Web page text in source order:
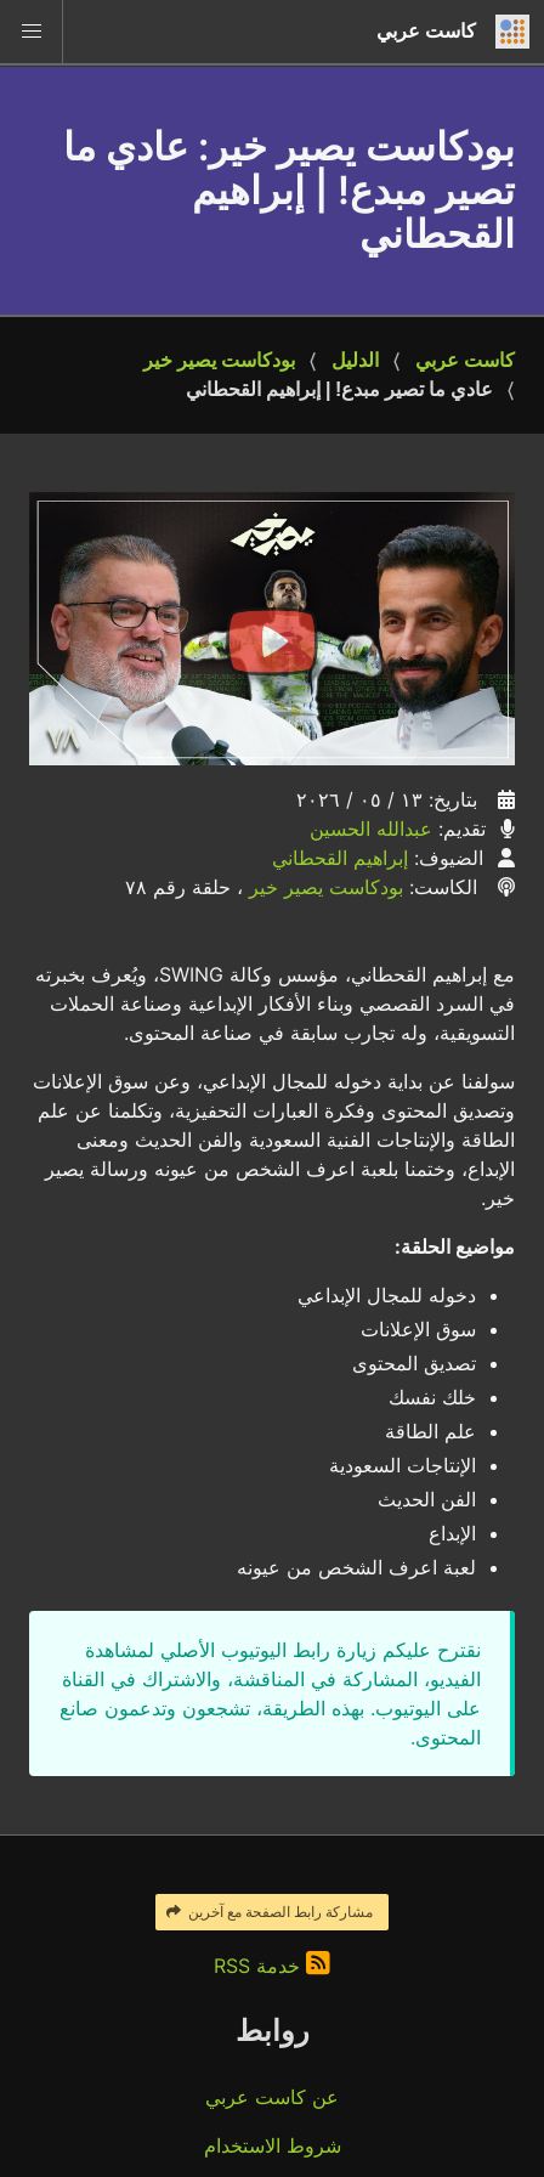
كاست عربي
بودكاست يصير خير : عادي ما
تصير مبدع! | إبراهيم
القحطاني
كاست عربي الدليل
بودكاست يصير خير
عادي ما تصير مبدع! | إبراهيم القحطاني
بتاريخ: ١٣ / ٠٥ / ٢٠٢٦
تقديم: عبدالله الحسين
الضيوف: إبراهيم القحطاني
الكاست: بودكاست يصير خير ، حلقة رقم ٧٨
مع إبراهيم القحطاني، مؤسس وكالة SWING، ويُعرف بخبرته
في السرد القصصي وبناء الأفكار الإبداعية وصناعة الحملات
التسويقية، وله تجارب سابقة في صناعة المحتوى.
سولفنا عن بداية دخوله للمجال الإبداعي، وعن سوق الإعلانات
وتصديق المحتوى وفكرة العبارات التحفيزية، وتكلمنا عن علم
الطاقة والإنتاجات الفنية السعودية والفن الحديث ومعنى
الإبداع، وختمنا بلعبة اعرف الشخص من عيونه ورسالة يصير
خير.
مواضيع الحلقة:
دخوله للمجال الإبداعي
سوق الإعلانات
تصديق المحتوى
خلك نفسك
علم الطاقة
الإنتاجات السعودية
الفن الحديث
الإبداع
لعبة اعرف الشخص من عيونه
نقترح عليكم زيارة رابط اليوتيوب الأصلي لمشاهدة
الفيديو، المشاركة في المناقشة، والاشتراك في القناة
على اليوتيوب. بهذه الطريقة، تشجعون وتدعمون صانع
المحتوى.
مشاركة رابط الصفحة مع آخرين
خدمة RSS
روابط
عن كاست عربي
شروط الاستخدام